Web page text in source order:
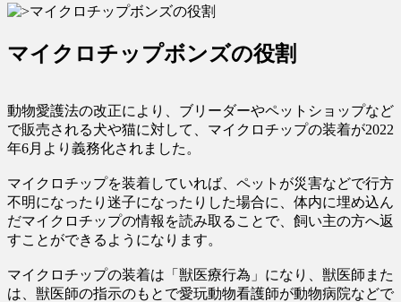
マイクロチップボンズの役割
動物愛護法の改正により、ブリーダーやペットショップなど
で販売される犬や猫に対して、マイクロチップの装着が2022
年6月より義務化されました。
マイクロチップを装着していれば、ペットが災害などで行方
不明になったり迷子になったりした場合に、体内に埋め込ん
だマイクロチップの情報を読み取ることで、飼い主の方へ返
すことができるようになります。
マイクロチップの装着は「獣医療行為」になり、獣医師また
は、獣医師の指示のもとで愛玩動物看護師が動物病院などで